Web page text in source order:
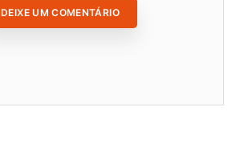
DEIXE UM COMENTÁRIO